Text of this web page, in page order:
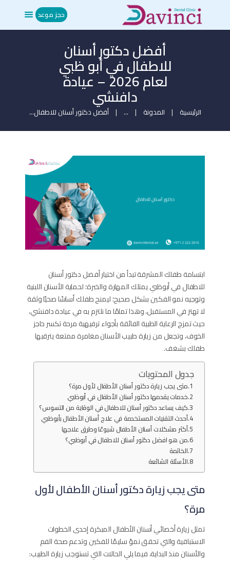
حجز موعد
أفضل دكتور أسنان
للاطفال في أبو ظبي
لعام 2026 – عيادة
دافنشي
الرئيسية المدونة ... أفضل دكتور أسنان للاطفال...
الرئيسية
من نحن
العلاجات
ميديا
ابتسامة طفلك المشرقة تبدأ من اختيار أفضل دكتور أسنان
للاطفال في أبوظبي يمتلك المهارة والخبرة؛ لحماية الأسنان اللبنية
وتوجيه نمو الفكين بشكل صحيح؛ ليمنح طفلك أساسًا صحيًا وثقة
لا تهتز في المستقبل، وهذا تمامًا ما نلتزم به في عيادة دافنشي،
حيث تمزج الرعاية الطبية الفائقة بأجواء ترفيهية مرحة تكسر حاجز
الخوف، وتجعل من زيارة طبيب الأسنان مغامرة ممتعة يترقبها
طفلك بشغف.
جدول المحتويات
متى يجب زيارة دكتور أسنان الأطفال لأول مرة؟
خدمات يقدمها دكتور أسنان الأطفال في أبوظبي
كيف يساعد دكتور أسنان للاطفال في الوقاية من التسوس؟
أحدث التقنيات المستخدمة في علاج أسنان الأطفال بأبوظبي
أكثر مشكلات أسنان الأطفال شيوعًا وطرق علاجها
من هو افضل دكتور أسنان للاطفال في أبوظبي؟
الخاتمة
الأسئلة الشائعة
متى يجب زيارة دكتور أسنان الأطفال لأول
مرة؟
تمثل زيارة أخصائي أسنان الأطفال المبكرة إحدى الخطوات
الاستباقية والتي تحقق نموً سليمًا للفكين وتدعم صحة الفم
والأسنان منذ البداية، فيما يلي الحالات التي تستوجب زيارة الطبيب: